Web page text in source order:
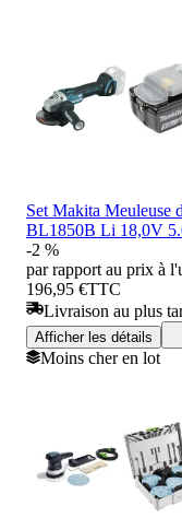
Set Makita Meuleuse
BL1850B Li 18,0V
-2 %
par rapport au prix à
196,95 €TTC
Livraison au plus
Afficher les détails
Moins cher en lot